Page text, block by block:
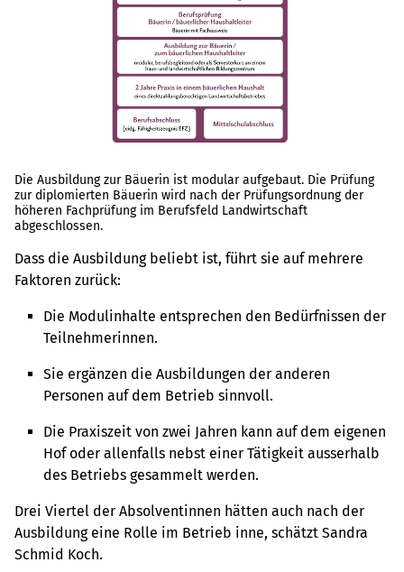
Die Ausbildung zur Bäuerin ist modular aufgebaut. Die Prüfung
zur diplomierten Bäuerin wird nach der Prüfungsordnung der
höheren Fachprüfung im Berufsfeld Landwirtschaft
abgeschlossen.
Dass die Ausbildung beliebt ist, führt sie auf mehrere
Faktoren zurück:
Die Modulinhalte entsprechen den Bedürfnissen der
Teilnehmerinnen.
Sie ergänzen die Ausbildungen der anderen
Personen auf dem Betrieb sinnvoll.
Die Praxiszeit von zwei Jahren kann auf dem eigenen
Hof oder allenfalls nebst einer Tätigkeit ausserhalb
des Betriebs gesammelt werden.
Drei Viertel der Absolventinnen hätten auch nach der
Ausbildung eine Rolle im Betrieb inne, schätzt Sandra
Schmid Koch.